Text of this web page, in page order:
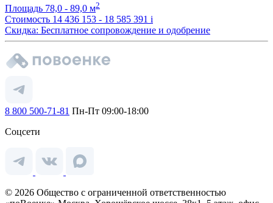
Площадь 78,0 - 89,0 м2
Стоимость 14 436 153 - 18 585 391 i
Скидка: Бесплатное сопровождение и одобрение
8 800 500-71-81 Пн-Пт 09:00-18:00
Соцсети
© 2026 Общество с ограниченной ответственностью